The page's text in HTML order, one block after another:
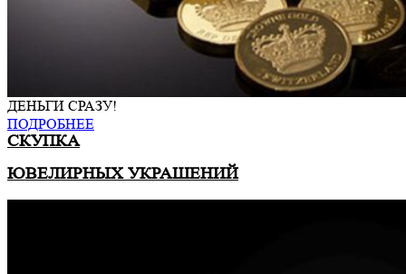
ДЕНЬГИ СРАЗУ!
ПОДРОБНЕЕ
СКУПКА
ЮВЕЛИРНЫХ УКРАШЕНИЙ